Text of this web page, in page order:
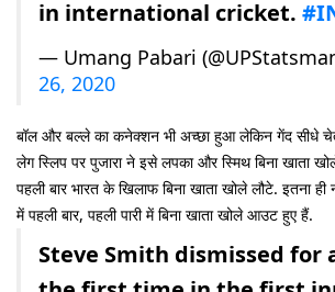
in international cricket.
— Umang Pabari
26, 2020
बॉल और बल्ले का कनेक्शन भी अच्छा हुआ लेकिन गेंद सीधे
लेग स्लिप पर पुजारा ने इसे लपका और स्मिथ बिना खाता
पहली बार भारत के खिलाफ बिना खाता खोले लौटे. इतना
में पहली बार, पहली पारी में बिना खाता खोले आउट हुए हैं.
Steve Smith dismissed for